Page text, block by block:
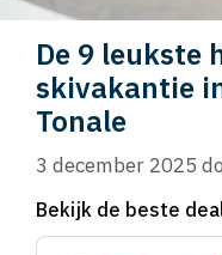
De 9 leukste
skivakantie
Tonale
3 december 2025
Bekijk de beste